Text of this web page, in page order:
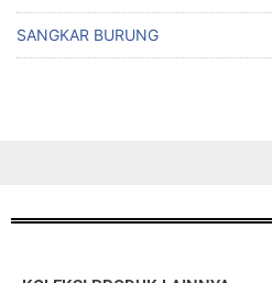
SANGKAR BURUNG